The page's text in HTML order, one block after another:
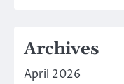
Archives
April 2026